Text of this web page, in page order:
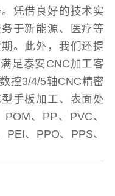
凭借良好的技术实
于新能源、医疗等
。此外，我们还提
足泰安CNC加工客
控3/4/5轴CNC精密
手板加工、表面处
、PP、PVC、
、PPO、PPS、